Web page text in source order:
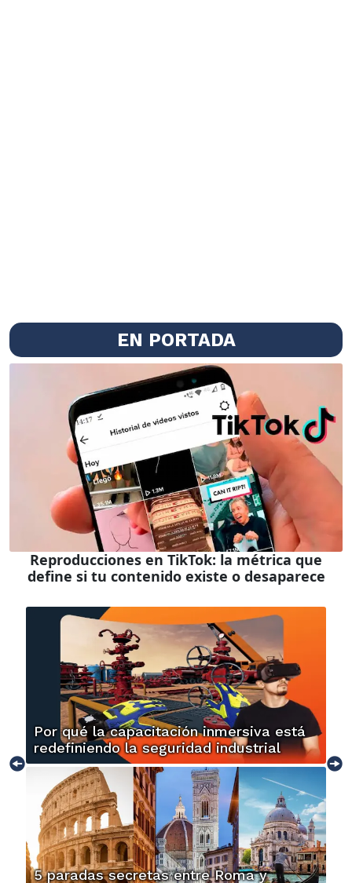
EN PORTADA
Reproducciones en TikTok: la métrica que
define si tu contenido existe o desaparece
Por qué la capacitación inmersiva está
redefiniendo la seguridad industrial
5 paradas secretas entre Roma y